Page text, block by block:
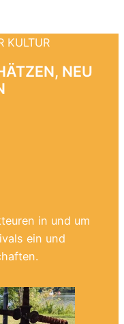
KULTUR
NEU
in und um
ein und